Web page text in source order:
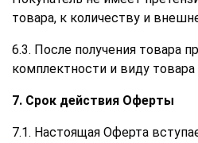
товара, к количеству и
6.3. После получения товара
комплектности и виду
7. Срок действия Оферты
7.1. Настоящая Оферта